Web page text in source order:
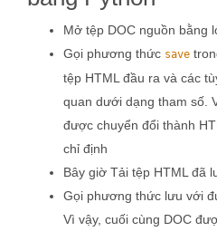
Mở tệp DOC nguồn bằng
Gọi phương thức save
tệp HTML đầu ra và các
quan dưới dạng tham số.
được chuyển đổi thành
chỉ định
Bây giờ Tải tệp HTML đã
Gọi phương thức lưu với
Vì vậy, cuối cùng DOC